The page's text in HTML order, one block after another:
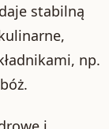
stabilną
np.